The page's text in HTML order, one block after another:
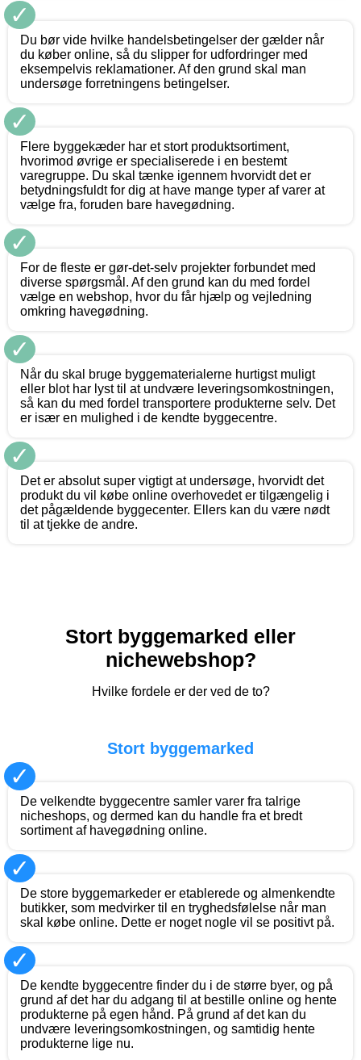
✓
Du bør vide hvilke handelsbetingelser der gælder når
du køber online, så du slipper for udfordringer med
eksempelvis reklamationer. Af den grund skal man
undersøge forretningens betingelser.
✓
Flere byggekæder har et stort produktsortiment,
hvorimod øvrige er specialiserede i en bestemt
varegruppe. Du skal tænke igennem hvorvidt det er
betydningsfuldt for dig at have mange typer af varer at
vælge fra, foruden bare havegødning.
✓
For de fleste er gør-det-selv projekter forbundet med
diverse spørgsmål. Af den grund kan du med fordel
vælge en webshop, hvor du får hjælp og vejledning
omkring havegødning.
✓
Når du skal bruge byggematerialerne hurtigst muligt
eller blot har lyst til at undvære leveringsomkostningen,
så kan du med fordel transportere produkterne selv. Det
er især en mulighed i de kendte byggecentre.
✓
Det er absolut super vigtigt at undersøge, hvorvidt det
produkt du vil købe online overhovedet er tilgængelig i
det pågældende byggecenter. Ellers kan du være nødt
til at tjekke de andre.
Stort byggemarked eller
nichewebshop?
Hvilke fordele er der ved de to?
Stort byggemarked
✓
De velkendte byggecentre samler varer fra talrige
nicheshops, og dermed kan du handle fra et bredt
sortiment af havegødning online.
✓
De store byggemarkeder er etablerede og almenkendte
butikker, som medvirker til en tryghedsfølelse når man
skal købe online. Dette er noget nogle vil se positivt på.
✓
De kendte byggecentre finder du i de større byer, og på
grund af det har du adgang til at bestille online og hente
produkterne på egen hånd. På grund af det kan du
undvære leveringsomkostningen, og samtidig hente
produkterne lige nu.